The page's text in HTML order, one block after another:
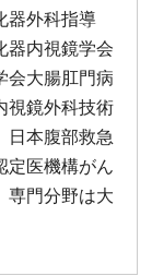
器外科指導
器内視鏡学会
会大腸肛門病
視鏡外科技術
日本腹部救急
定医機構がん
専門分野は大